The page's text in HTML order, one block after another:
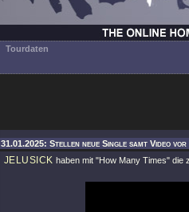
Tourdaten
31.01.2025: Stellen neue Single samt Video
JELUSICK haben mit "How Many Times" die